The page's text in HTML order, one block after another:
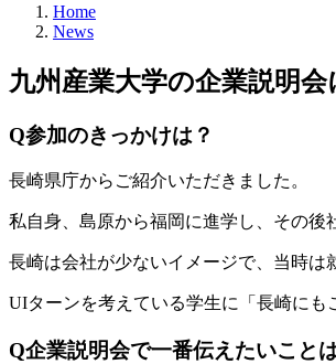
Home
News
九州産業大学の企業説明
Q参加のきっかけは？
長崎県庁からご紹介いただきました。
私自身、島原から福岡に進学し、その後
長崎は会社が少ないイメージで、当時は
UIターンを考えている学生に「長崎にも
Q企業説明会で一番伝えたいこと